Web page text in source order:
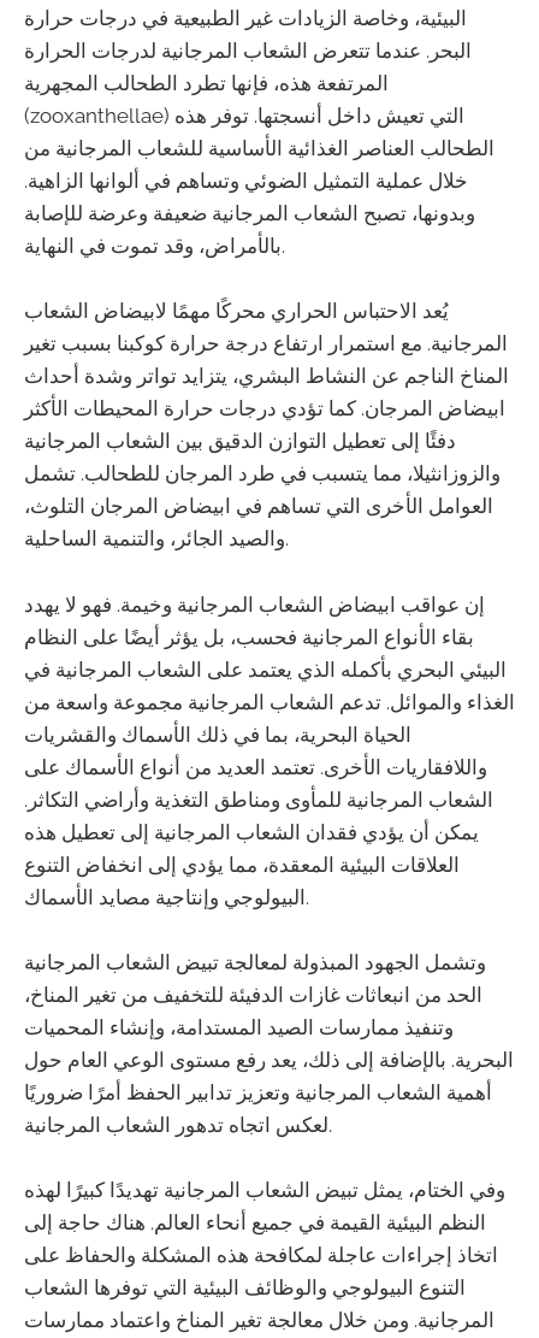
البيئية، وخاصة الزيادات غير الطبيعية في درجات حرارة
البحر. عندما تتعرض الشعاب المرجانية لدرجات الحرارة
المرتفعة هذه، فإنها تطرد الطحالب المجهرية
(zooxanthellae) التي تعيش داخل أنسجتها. توفر هذه
الطحالب العناصر الغذائية الأساسية للشعاب المرجانية من
خلال عملية التمثيل الضوئي وتساهم في ألوانها الزاهية.
وبدونها، تصبح الشعاب المرجانية ضعيفة وعرضة للإصابة
بالأمراض، وقد تموت في النهاية.
يُعد الاحتباس الحراري محركًا مهمًا لابيضاض الشعاب
المرجانية. مع استمرار ارتفاع درجة حرارة كوكبنا بسبب تغير
المناخ الناجم عن النشاط البشري، يتزايد تواتر وشدة أحداث
ابيضاض المرجان. كما تؤدي درجات حرارة المحيطات الأكثر
دفئًا إلى تعطيل التوازن الدقيق بين الشعاب المرجانية
والزوزانثيلا، مما يتسبب في طرد المرجان للطحالب. تشمل
العوامل الأخرى التي تساهم في ابيضاض المرجان التلوث،
والصيد الجائر، والتنمية الساحلية.
إن عواقب ابيضاض الشعاب المرجانية وخيمة. فهو لا يهدد
بقاء الأنواع المرجانية فحسب، بل يؤثر أيضًا على النظام
البيئي البحري بأكمله الذي يعتمد على الشعاب المرجانية في
الغذاء والموائل. تدعم الشعاب المرجانية مجموعة واسعة من
الحياة البحرية، بما في ذلك الأسماك والقشريات
واللافقاريات الأخرى. تعتمد العديد من أنواع الأسماك على
الشعاب المرجانية للمأوى ومناطق التغذية وأراضي التكاثر.
يمكن أن يؤدي فقدان الشعاب المرجانية إلى تعطيل هذه
العلاقات البيئية المعقدة، مما يؤدي إلى انخفاض التنوع
البيولوجي وإنتاجية مصايد الأسماك.
وتشمل الجهود المبذولة لمعالجة تبيض الشعاب المرجانية
الحد من انبعاثات غازات الدفيئة للتخفيف من تغير المناخ،
وتنفيذ ممارسات الصيد المستدامة، وإنشاء المحميات
البحرية. بالإضافة إلى ذلك، يعد رفع مستوى الوعي العام حول
أهمية الشعاب المرجانية وتعزيز تدابير الحفظ أمرًا ضروريًا
لعكس اتجاه تدهور الشعاب المرجانية.
وفي الختام، يمثل تبيض الشعاب المرجانية تهديدًا كبيرًا لهذه
النظم البيئية القيمة في جميع أنحاء العالم. هناك حاجة إلى
اتخاذ إجراءات عاجلة لمكافحة هذه المشكلة والحفاظ على
التنوع البيولوجي والوظائف البيئية التي توفرها الشعاب
المرجانية. ومن خلال معالجة تغير المناخ واعتماد ممارسات